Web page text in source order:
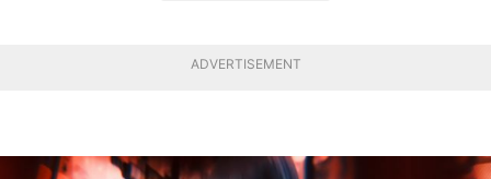
ADVERTISEMENT